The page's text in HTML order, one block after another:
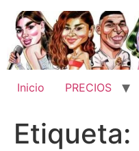
contenido
Inicio PRECIOS
Etiqueta: